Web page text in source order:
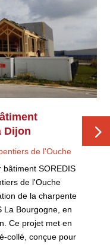
Dijon
de l'Ouche
SOREDIS
de l'Ouche
de la charpente
La Bourgogne, en
Ce projet met en
collé, conçue pour